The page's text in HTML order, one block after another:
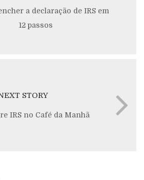
a declaração de IRS em
12 passos
STORY
IRS no Café da Manhã